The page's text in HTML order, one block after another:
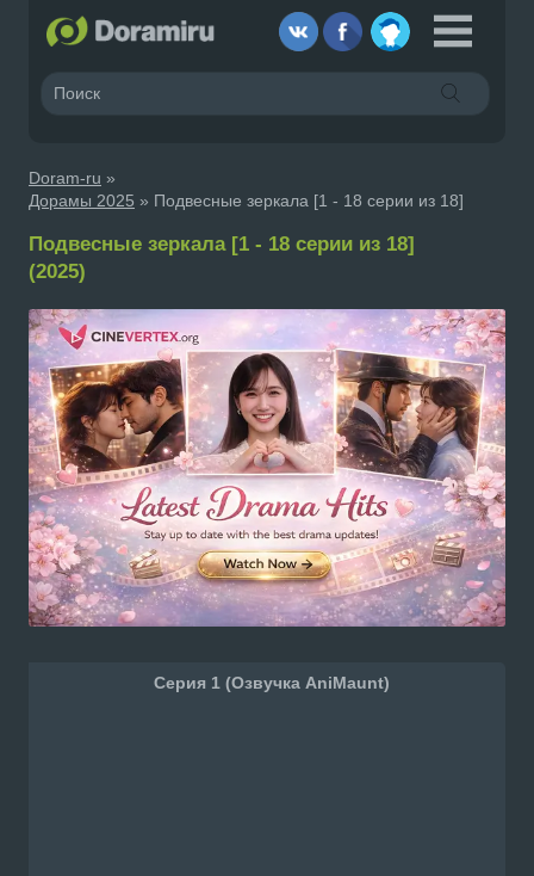
Doram-ru »
Дорамы 2025 » Подвесные зеркала [1 - 18 серии из 18]
Подвесные зеркала [1 - 18 серии из 18]
(2025)
Серия 1 (Озвучка AniMaunt)